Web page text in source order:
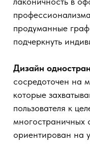
Призыв к действию
кнопки, понятные
пользователям быстрее
Разработка сайта для
структуру, дизайн и
Комплексный подход
который будет не только
пользователя, но и
в виде роста клиентской
доверия к бренду.